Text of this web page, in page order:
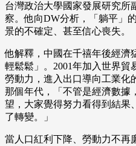
台灣政治大學國家發展研究所
察。他向DW分析，「躺平」
景的不確定、甚至信心喪失。
他解釋，中國在千禧年後經濟
輕鬆鬆」。2001年加入世界貿
勞動力，進入出口導向工業化
那個年代，「不管是經濟數據
望，大家覺得努力看得到結果
了轉變。」
當人口紅利下降、勞動力不再